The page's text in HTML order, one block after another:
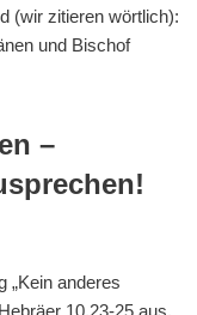
(wir zitieren wörtlich):
und Bischof
–
„Kein anderes